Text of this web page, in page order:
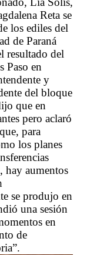
Reta se
los ediles del
de Paraná
resultado del
Paso en
y
del bloque
que en
pero aclaró
para
los planes
hay aumentos
se produjo en
una sesión
en
de